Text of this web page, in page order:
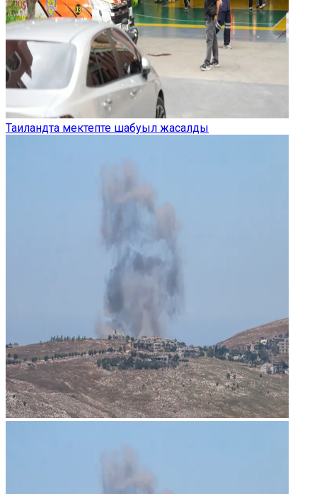
Таиландта мектепте шабуыл жасалды